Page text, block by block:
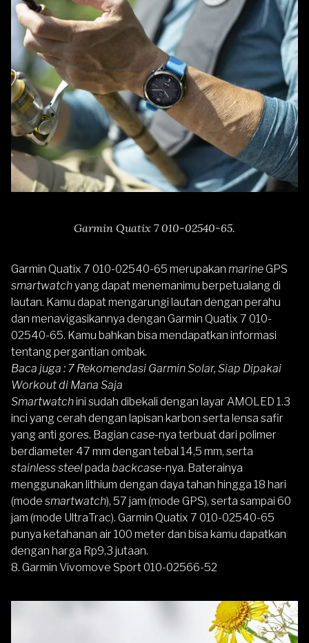
Garmin Quatix 7 010-02540-65.
Garmin Quatix 7 010-02540-65 merupakan marineGPS
smartwatchyang dapat menemanimu berpetualang di
lautan. Kamu dapat mengarungi lautan dengan perahu
dan menavigasikannya dengan Garmin Quatix 7 010-
02540-65. Kamu bahkan bisa mendapatkan informasi
tentang pergantian ombak.
Baca juga : 7 Rekomendasi Garmin Solar, Siap Dipakai
Workout di Mana Saja
Smartwatchini sudah dibekali dengan layar AMOLED 1.3
inci yang cerah dengan lapisan karbon serta lensa safir
yang anti gores. Bagian case-nya terbuat dari polimer
berdiameter 47 mm dengan tebal 14,5 mm, serta
stainless steelpada backcase-nya. Baterainya
menggunakan lithium dengan daya tahan hingga 18 hari
(mode smartwatch), 57 jam (mode GPS), serta sampai 60
jam (mode UltraTrac). Garmin Quatix 7 010-02540-65
punya ketahanan air 100 meter dan bisa kamu dapatkan
dengan harga Rp9,3 jutaan.
8. Garmin Vivomove Sport 010-02566-52